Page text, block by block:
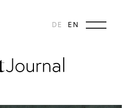
DE EN